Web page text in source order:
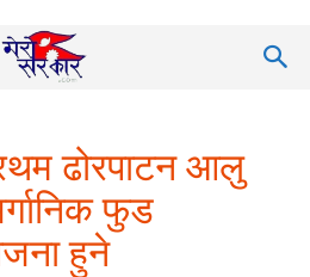
ढोरपाटन आलु
फुड
हुने